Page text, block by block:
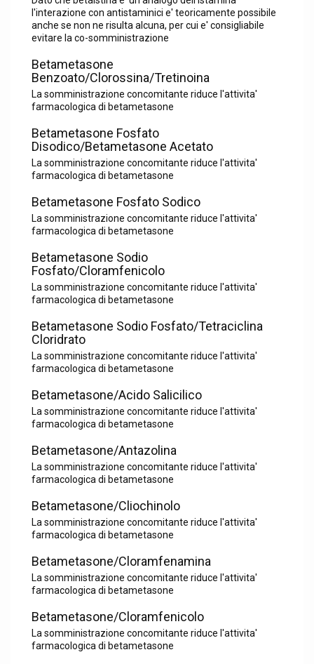
l'interazione con antistaminici e' teoricamente possibile
anche se non ne risulta alcuna, per cui e' consigliabile
evitare la co-somministrazione
Betametasone
Benzoato/Clorossina/Tretinoina
La somministrazione concomitante riduce l'attivita'
farmacologica di betametasone
Betametasone Fosfato
Disodico/Betametasone Acetato
La somministrazione concomitante riduce l'attivita'
farmacologica di betametasone
Betametasone Fosfato Sodico
La somministrazione concomitante riduce l'attivita'
farmacologica di betametasone
Betametasone Sodio
Fosfato/Cloramfenicolo
La somministrazione concomitante riduce l'attivita'
farmacologica di betametasone
Betametasone Sodio Fosfato/Tetraciclina
Cloridrato
La somministrazione concomitante riduce l'attivita'
farmacologica di betametasone
Betametasone/Acido Salicilico
La somministrazione concomitante riduce l'attivita'
farmacologica di betametasone
Betametasone/Antazolina
La somministrazione concomitante riduce l'attivita'
farmacologica di betametasone
Betametasone/Cliochinolo
La somministrazione concomitante riduce l'attivita'
farmacologica di betametasone
Betametasone/Cloramfenamina
La somministrazione concomitante riduce l'attivita'
farmacologica di betametasone
Betametasone/Cloramfenicolo
La somministrazione concomitante riduce l'attivita'
farmacologica di betametasone